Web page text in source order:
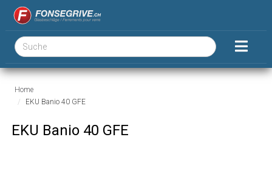
Home
EKU Banio 40 GFE
EKU Banio 40 GFE